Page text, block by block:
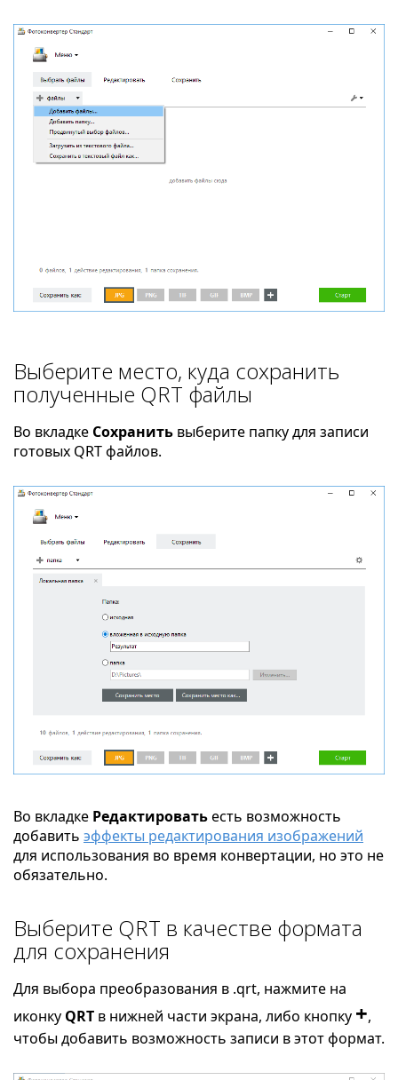
Выберите место, куда сохранить
полученные QRT файлы
Во вкладке Сохранить выберите папку для записи
готовых QRT файлов.
Во вкладке Редактироватьесть возможность
добавить эффекты редактирования изображений
для использования во время конвертации, но это не
обязательно.
Выберите QRT в качестве формата
для сохранения
Для выбора преобразования в .qrt, нажмите на
иконку QRT в нижней части экрана, либо кнопку +,
чтобы добавить возможность записи в этот формат.